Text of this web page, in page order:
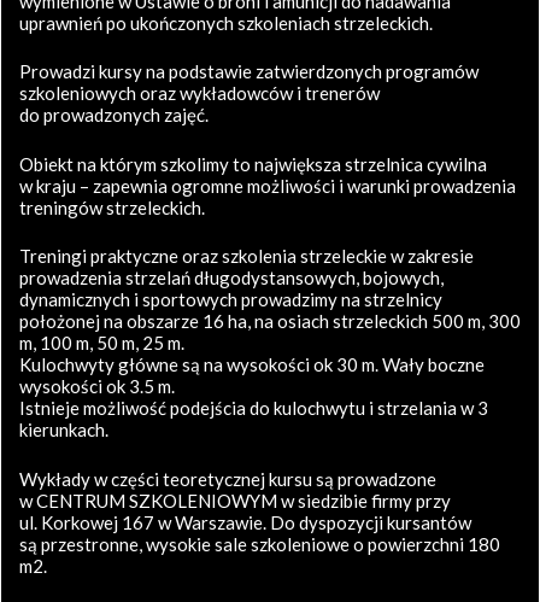
uprawnień po ukończonych szkoleniach strzeleckich.
Prowadzi kursy na podstawie zatwierdzonych programów
szkoleniowych oraz wykładowców i trenerów
do prowadzonych zajęć.
Obiekt na którym szkolimy to największa strzelnica cywilna
w kraju – zapewnia ogromne możliwości i warunki prowadzenia
treningów strzeleckich.
Treningi praktyczne oraz szkolenia strzeleckie w zakresie
prowadzenia strzelań długodystansowych, bojowych,
dynamicznych i sportowych prowadzimy na strzelnicy
położonej na obszarze 16 ha, na osiach strzeleckich 500 m, 300
m, 100 m, 50 m, 25 m.
Kulochwyty główne są na wysokości ok 30 m. Wały boczne
wysokości ok 3.5 m.
Istnieje możliwość podejścia do kulochwytu i strzelania w 3
kierunkach.
Wykłady w części teoretycznej kursu są prowadzone
w CENTRUM SZKOLENIOWYM w siedzibie firmy przy
ul. Korkowej 167 w Warszawie. Do dyspozycji kursantów
są przestronne, wysokie sale szkoleniowe o powierzchni 180
m2.